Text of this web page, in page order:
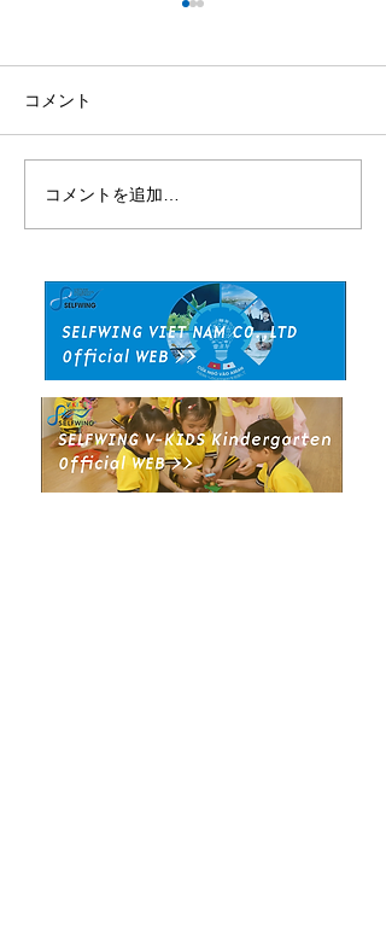
文部科学省の「EDU-Port
ニッポン」応援プロジェ
コメント
コメントを追加…